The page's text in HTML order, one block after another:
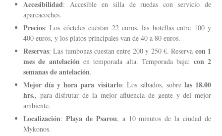
Accesibilidad: Accesible en silla de ruedas con servicio de
aparcacoches.
Precios: Los cócteles cuestan 22 euros, las botellas entre 100 y
400 euros, y los platos principales van de 40 a 80 euros.
Reservas: Las tumbonas cuestan entre 200 y 250 €. Reserva con 1
mes de antelaciónen temporada alta. Temporada baja: con 2
semanas de antelación.
Mejor día y hora para visitarlo: Los sábados, sobre las 18.00
hrs., para disfrutar de la mejor afluencia de gente y del mejor
ambiente.
Localización: Playa de Psarou, a 10 minutos de la ciudad de
Mykonos.